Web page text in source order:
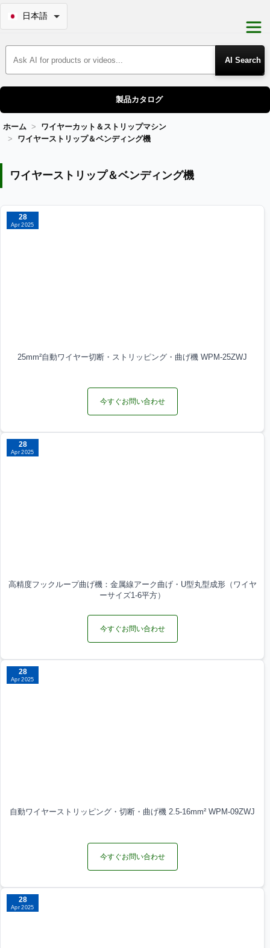
日本語
Search Products
製品カタログ
ホーム
ワイヤーカット＆ストリップマシン
ワイヤーストリップ＆ベンディング機
ワイヤーストリップ＆ベンディング機
28
Apr 2025
25mm²自動ワイヤー切断・ストリッピング・曲げ機 WPM-25ZWJ
今すぐお問い合わせ
28
Apr 2025
高精度フックループ曲げ機：金属線アーク曲げ・U型丸型成形（ワイヤ
ーサイズ1-6平方）
今すぐお問い合わせ
28
Apr 2025
自動ワイヤーストリッピング・切断・曲げ機 2.5-16mm² WPM-09ZWJ
今すぐお問い合わせ
28
Apr 2025